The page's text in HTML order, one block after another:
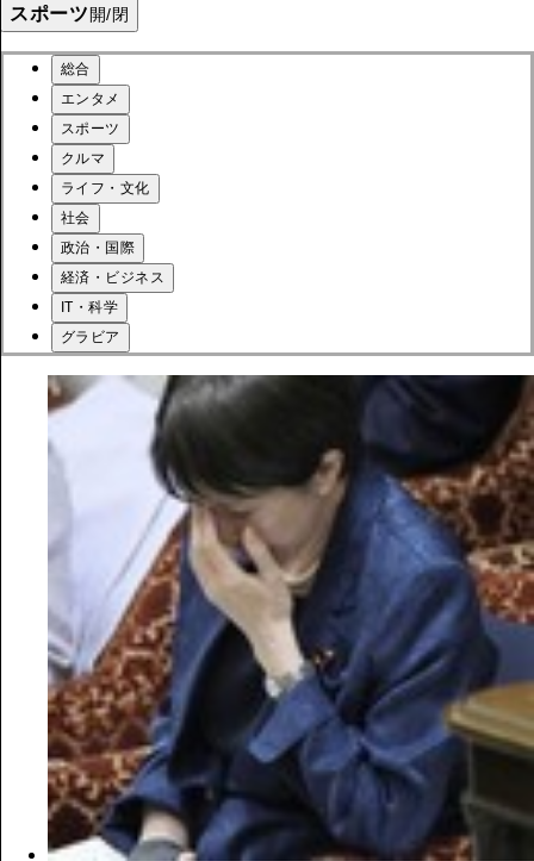
スポーツ開/閉
総合
エンタメ
スポーツ
クルマ
ライフ・文化
社会
政治・国際
経済・ビジネス
IT・科学
グラビア